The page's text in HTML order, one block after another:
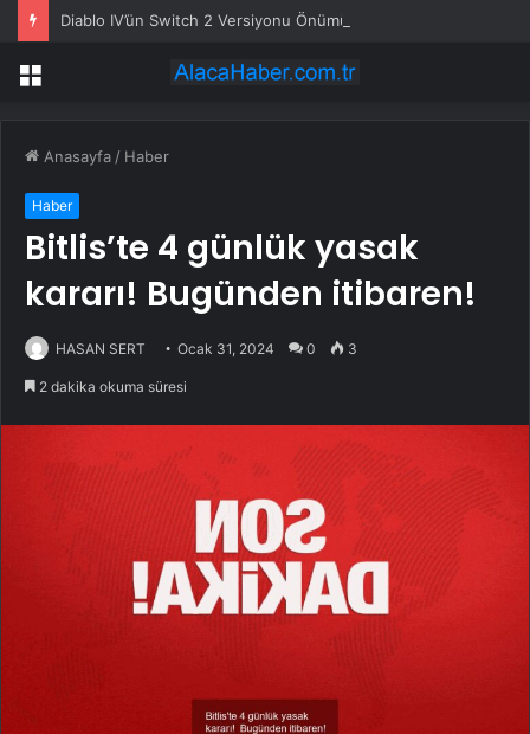
Diablo IV’ün Switch 2 Versiyonu Önümüzdeki Ay Gelebilir
Menü
Anasayfa / Haber
Haber
Bitlis’te 4 günlük yasak
kararı! Bugünden itibaren!
HASAN SERT Ocak 31, 2024 0 3
2 dakika okuma süresi